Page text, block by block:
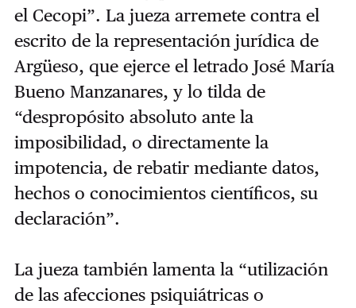
el Cecopi”. La jueza arremete contra el
escrito de la representación jurídica de
Argüeso, que ejerce el letrado José María
Bueno Manzanares, y lo tilda de
“despropósito absoluto ante la
imposibilidad, o directamente la
impotencia, de rebatir mediante datos,
hechos o conocimientos científicos, su
declaración”.
La jueza también lamenta la “utilización
de las afecciones psiquiátricas o